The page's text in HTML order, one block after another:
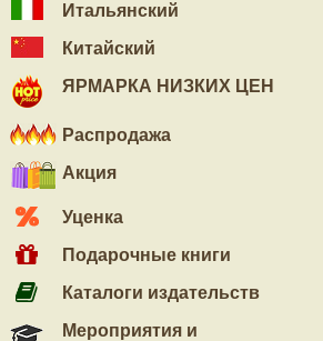
Итальянский
Китайский
ЯРМАРКА НИЗКИХ ЦЕН
Распродажа
Акция
Уценка
Подарочные книги
Каталоги издательств
Мероприятия и